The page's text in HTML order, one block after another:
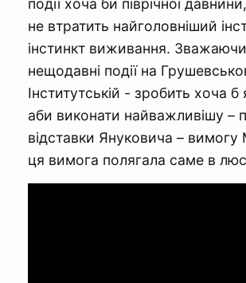
події хоча би піврічної
не втратить найголовніший
інстинкт виживання.
нещодавні події на
Інститутській - зробить хоча б
аби виконати найважливішу –
відставки Януковича – вимогу
ця вимога полягала саме в